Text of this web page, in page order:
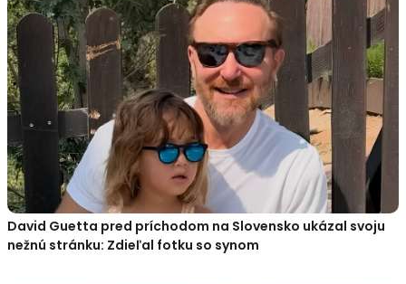
David Guetta pred príchodom na Slovensko ukázal svoju
nežnú stránku: Zdieľal fotku so synom